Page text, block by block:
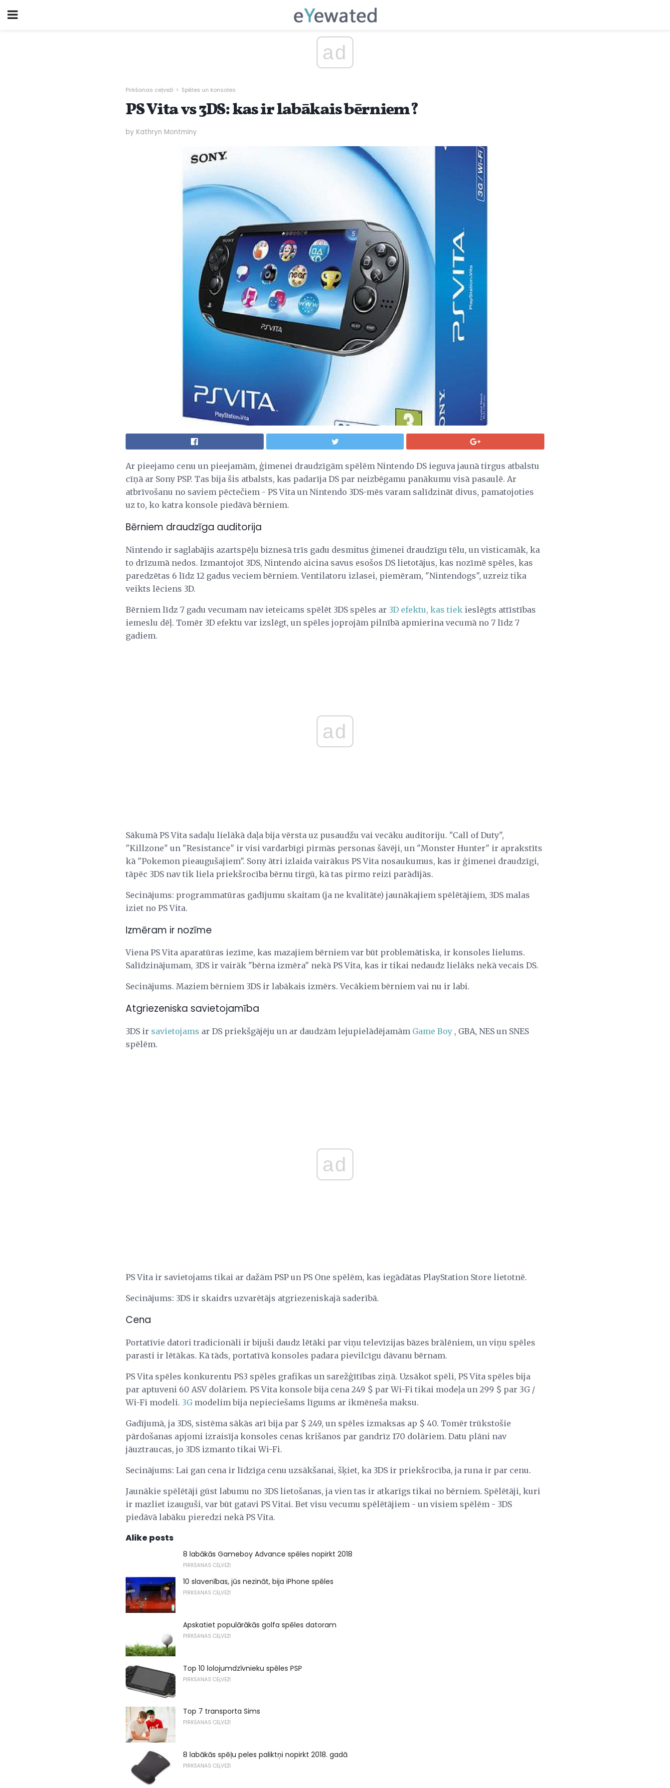
ad
Pirkšanas ceļveži Spēles un konsoles
PS Vita vs 3DS: kas ir labākais bērniem?
by Kathryn Montminy
Ar pieejamo cenu un pieejamām, ģimenei draudzīgām spēlēm Nintendo DS ieguva jaunā tirgus atbalstu
cīņā ar Sony PSP. Tas bija šis atbalsts, kas padarīja DS par neizbēgamu panākumu visā pasaulē. Ar
atbrīvošanu no saviem pēctečiem - PS Vita un Nintendo 3DS-mēs varam salīdzināt divus, pamatojoties
uz to, ko katra konsole piedāvā bērniem.
Bērniem draudzīga auditorija
Nintendo ir saglabājis azartspēļu biznesā trīs gadu desmitus ģimenei draudzīgu tēlu, un visticamāk, ka
to drīzumā nedos. Izmantojot 3DS, Nintendo aicina savus esošos DS lietotājus, kas nozīmē spēles, kas
paredzētas 6 līdz 12 gadus veciem bērniem. Ventilatoru izlasei, piemēram, "Nintendogs", uzreiz tika
veikts lēciens 3D.
Bērniem līdz 7 gadu vecumam nav ieteicams spēlēt 3DS spēles ar 3D efektu, kas tiek ieslēgts attīstības
iemeslu dēļ. Tomēr 3D efektu var izslēgt, un spēles joprojām pilnībā apmierina vecumā no 7 līdz 7
gadiem.
ad
Sākumā PS Vita sadaļu lielākā daļa bija vērsta uz pusaudžu vai vecāku auditoriju. "Call of Duty",
"Killzone" un "Resistance" ir visi vardarbīgi pirmās personas šāvēji, un "Monster Hunter" ir aprakstīts
kā "Pokemon pieaugušajiem". Sony ātri izlaida vairākus PS Vita nosaukumus, kas ir ģimenei draudzīgi,
tāpēc 3DS nav tik liela priekšrocība bērnu tirgū, kā tas pirmo reizi parādījās.
Secinājums: programmatūras gadījumu skaitam (ja ne kvalitāte) jaunākajiem spēlētājiem, 3DS malas
iziet no PS Vita.
Izmēram ir nozīme
Viena PS Vita aparatūras iezīme, kas mazajiem bērniem var būt problemātiska, ir konsoles lielums.
Salīdzinājumam, 3DS ir vairāk "bērna izmēra" nekā PS Vita, kas ir tikai nedaudz lielāks nekā vecais DS.
Secinājums. Maziem bērniem 3DS ir labākais izmērs. Vecākiem bērniem vai nu ir labi.
Atgriezeniska savietojamība
3DS ir savietojams ar DS priekšgājēju un ar daudzām lejupielādējamām Game Boy , GBA, NES un SNES
spēlēm.
ad
PS Vita ir savietojams tikai ar dažām PSP un PS One spēlēm, kas iegādātas PlayStation Store lietotnē.
Secinājums: 3DS ir skaidrs uzvarētājs atgriezeniskajā saderībā.
Cena
Portatīvie datori tradicionāli ir bijuši daudz lētāki par viņu televīzijas bāzes brālēniem, un viņu spēles
parasti ir lētākas. Kā tāds, portatīvā konsoles padara pievilcīgu dāvanu bērnam.
PS Vita spēles konkurentu PS3 spēles grafikas un sarežģītības ziņā. Uzsākot spēli, PS Vita spēles bija
par aptuveni 60 ASV dolāriem. PS Vita konsole bija cena 249 $ par Wi-Fi tikai modeļa un 299 $ par 3G /
Wi-Fi modeli. 3G modelim bija nepieciešams līgums ar ikmēneša maksu.
Gadījumā, ja 3DS, sistēma sākās arī bija par $ 249, un spēles izmaksas ap $ 40. Tomēr trūkstošie
pārdošanas apjomi izraisīja konsoles cenas krišanos par gandrīz 170 dolāriem. Datu plāni nav
jāuztraucas, jo 3DS izmanto tikai Wi-Fi.
Secinājums: Lai gan cena ir līdzīga cenu uzsākšanai, šķiet, ka 3DS ir priekšrocība, ja runa ir par cenu.
Jaunākie spēlētāji gūst labumu no 3DS lietošanas, ja vien tas ir atkarīgs tikai no bērniem. Spēlētāji, kuri
ir mazliet izauguši, var būt gatavi PS Vitai. Bet visu vecumu spēlētājiem - un visiem spēlēm - 3DS
piedāvā labāku pieredzi nekā PS Vita.
Alike posts
8 labākās Gameboy Advance spēles nopirkt 2018
PIRKŠANAS CEĻVEŽI
10 slavenības, jūs nezināt, bija iPhone spēles
PIRKŠANAS CEĻVEŽI
Apskatiet populārākās golfa spēles datoram
PIRKŠANAS CEĻVEŽI
Top 10 lolojumdzīvnieku spēles PSP
PIRKŠANAS CEĻVEŽI
Top 7 transporta Sims
PIRKŠANAS CEĻVEŽI
8 labākās spēļu peles paliktņi nopirkt 2018. gadā
PIRKŠANAS CEĻVEŽI